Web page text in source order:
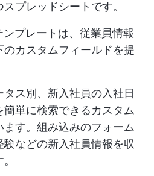
プレッドシートです。
プレートは、従業員情報
カスタムフィールドを提
タス別、新入社員の入社日
単に検索できるカスタム
ます。組み込みのフォーム
などの新入社員情報を収